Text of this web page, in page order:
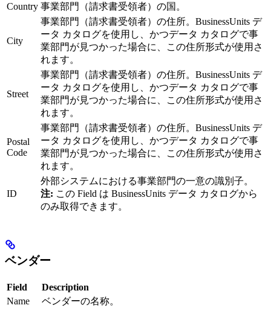
Country 事業部門（請求書受領者）の国。
City
事業部門（請求書受領者）の住所。BusinessUnits デ
ータ カタログを使用し、かつデータ カタログで事
業部門が見つかった場合に、この住所形式が使用さ
れます。
Street
事業部門（請求書受領者）の住所。BusinessUnits デ
ータ カタログを使用し、かつデータ カタログで事
業部門が見つかった場合に、この住所形式が使用さ
れます。
Postal
Code
事業部門（請求書受領者）の住所。BusinessUnits デ
ータ カタログを使用し、かつデータ カタログで事
業部門が見つかった場合に、この住所形式が使用さ
れます。
ID
外部システムにおける事業部門の一意の識別子。
注: この Field は BusinessUnits データ カタログから
のみ取得できます。
ベンダー
Field
Description
Name
ベンダーの名称。